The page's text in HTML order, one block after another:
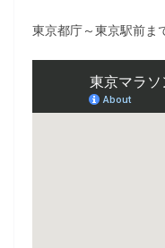
東京都庁～東京駅前ま